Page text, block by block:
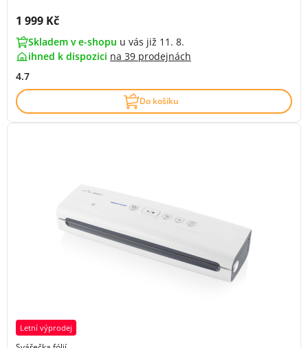
Cena s DPH:
1 999 Kč
Skladem v e-shopu u vás již 11. 8.
ihned k dispozici na 39 prodejnách
4.7
Do košíku
Letní výprodej